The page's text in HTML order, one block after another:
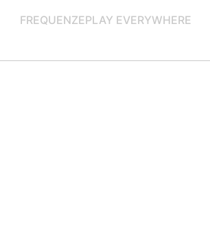
FREQUENZEPLAY EVERYWHERE